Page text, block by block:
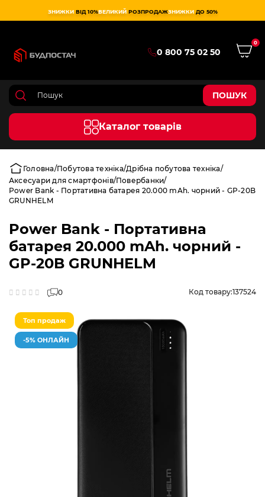
ЗНИЖКИ ВІД 10%ВЕЛИКИЙ РОЗПРОДАЖЗНИЖКИ ДО 50%
0 800 75 02 50
0
ПОШУК
Каталог товарів
Головна Побутова техніка Дрібна побутова техніка
Аксесуари для смартфонів Повербанки
Power Bank - Портативна батарея 20.000 mAh. чорний - GP-20B
GRUNHELM
Power Bank - Портативна
батарея 20.000 mAh. чорний -
GP-20B GRUNHELM
0 Код товару:137524
Топ продаж
-5% ОНЛАЙН